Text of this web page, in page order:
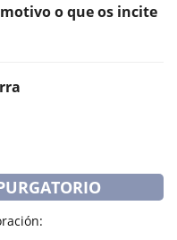
o que os incite